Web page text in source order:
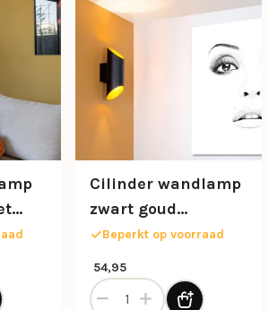
solid brass met zwart up+down aantal
Cilinder wandlamp
zwart goud
up+down
Beperkt op voorraad
54,95
Cilinder wandlamp zwart